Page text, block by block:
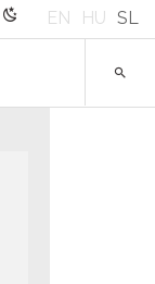
EN HU SL